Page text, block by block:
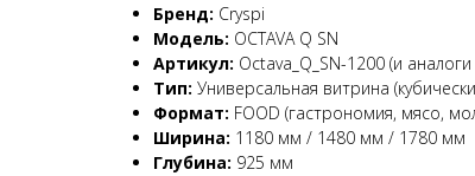
Бренд: Cryspi
Модель: OCTAVA Q SN
Артикул: Octava_Q_SN-1200 (и
Тип: Универсальная витрина
Формат: FOOD (гастрономия, мясо,
Ширина: 1180 мм / 1480 мм / 1780 мм
Глубина: 925 мм